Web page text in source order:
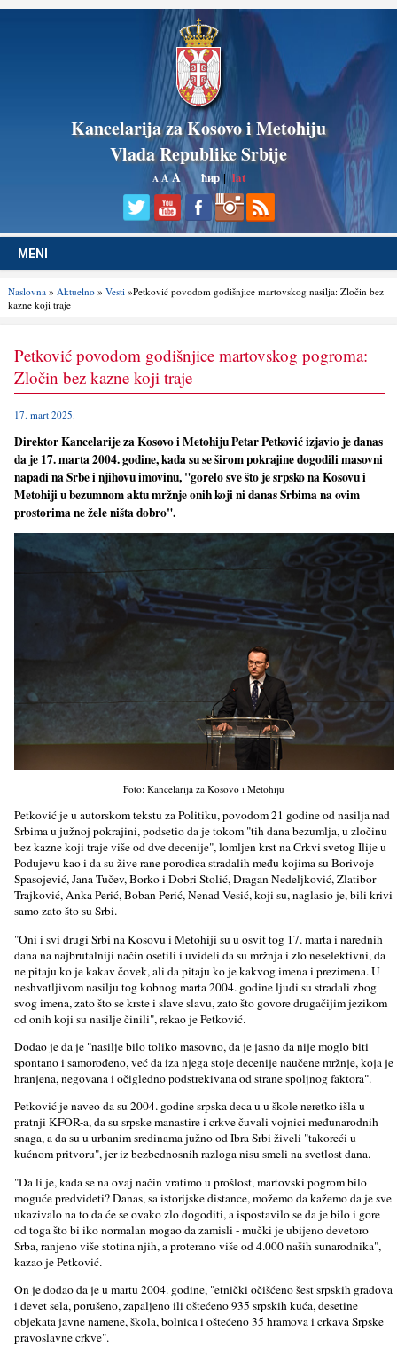
Kancelarija za Kosovo i Metohiju
Vlada Republike Srbije
A AA ћир|lat
MENI
Naslovna» Aktuelno» Vesti»Petković povodom godišnjice martovskog nasilјa: Zločin bez
kazne koji traje
Petković povodom godišnjice martovskog pogroma:
Zločin bez kazne koji traje
17. mart 2025.
Direktor Kancelarije za Kosovo i Metohiju Petar Petković izjavio je danas
da je 17. marta 2004. godine, kada su se širom pokrajine dogodili masovni
napadi na Srbe i njihovu imovinu, "gorelo sve što je srpsko na Kosovu i
Metohiji u bezumnom aktu mržnje onih koji ni danas Srbima na ovim
prostorima ne žele ništa dobro".
Foto: Kancelarija za Kosovo i Metohiju
Petković je u autorskom tekstu za Politiku, povodom 21 godine od nasilјa nad
Srbima u južnoj pokrajini, podsetio da je tokom "tih dana bezumlјa, u zločinu
bez kazne koji traje više od dve decenije", lomlјen krst na Crkvi svetog Ilije u
Podujevu kao i da su žive rane porodica stradalih među kojima su Borivoje
Spasojević, Jana Tučev, Borko i Dobri Stolić, Dragan Nedelјković, Zlatibor
Trajković, Anka Perić, Boban Perić, Nenad Vesić, koji su, naglasio je, bili krivi
samo zato što su Srbi.
"Oni i svi drugi Srbi na Kosovu i Metohiji su u osvit tog 17. marta i narednih
dana na najbrutalniji način osetili i uvideli da su mržnja i zlo neselektivni, da
ne pitaju ko je kakav čovek, ali da pitaju ko je kakvog imena i prezimena. U
neshvatlјivom nasilјu tog kobnog marta 2004. godine lјudi su stradali zbog
svog imena, zato što se krste i slave slavu, zato što govore drugačijim jezikom
od onih koji su nasilјe činili", rekao je Petković.
Dodao je da je "nasilјe bilo toliko masovno, da je jasno da nije moglo biti
spontano i samorođeno, već da iza njega stoje decenije naučene mržnje, koja je
hranjena, negovana i očigledno podstrekivana od strane spolјnog faktora".
Petković je naveo da su 2004. godine srpska deca u u škole neretko išla u
pratnji KFOR-a, da su srpske manastire i crkve čuvali vojnici međunarodnih
snaga, a da su u urbanim sredinama južno od Ibra Srbi živeli "takoreći u
kućnom pritvoru", jer iz bezbednosnih razloga nisu smeli na svetlost dana.
"Da li je, kada se na ovaj način vratimo u prošlost, martovski pogrom bilo
moguće predvideti? Danas, sa istorijske distance, možemo da kažemo da je sve
ukazivalo na to da će se ovako zlo dogoditi, a ispostavilo se da je bilo i gore
od toga što bi iko normalan mogao da zamisli - mučki je ubijeno devetoro
Srba, ranjeno više stotina njih, a proterano više od 4.000 naših sunarodnika",
kazao je Petković.
On je dodao da je u martu 2004. godine, "etnički očišćeno šest srpskih gradova
i devet sela, porušeno, zapalјeno ili oštećeno 935 srpskih kuća, desetine
objekata javne namene, škola, bolnica i oštećeno 35 hramova i crkava Srpske
pravoslavne crkve".